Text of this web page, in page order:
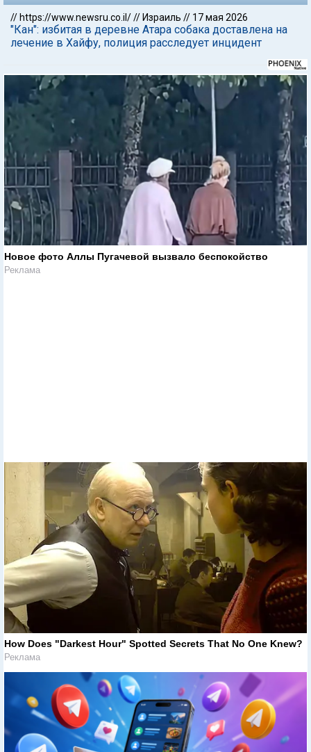
// https://www.newsru.co.il/// Израиль // 17 мая 2026
"Кан": избитая в деревне Атара собака доставлена на
лечение в Хайфу, полиция расследует инцидент
Новое фото Аллы Пугачевой вызвало беспокойство
Реклама
How Does "Darkest Hour" Spotted Secrets That No One Knew?
Реклама